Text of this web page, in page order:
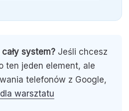
system? Jeśli chcesz
ten jeden element, ale
telefonów z Google,
warsztatu